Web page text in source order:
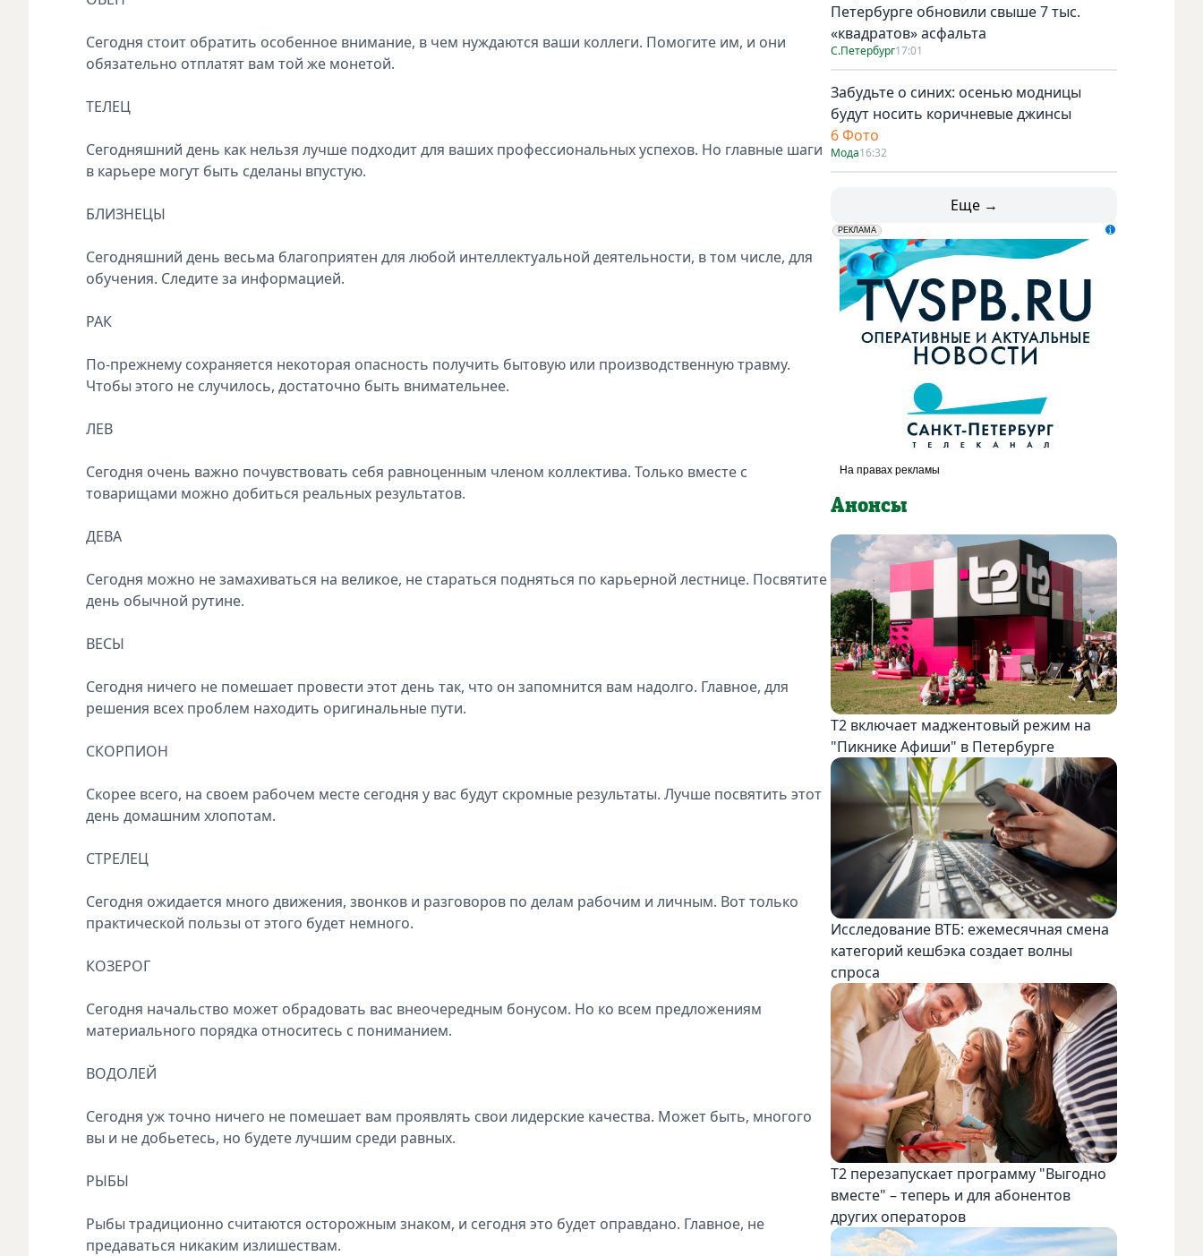
Сегодня стоит обратить особенное внимание, в чем нуждаются ваши коллеги. Помогите им, и они
обязательно отплатят вам той же монетой.
ТЕЛЕЦ
Сегодняшний день как нельзя лучше подходит для ваших профессиональных успехов. Но главные шаги
в карьере могут быть сделаны впустую.
БЛИЗНЕЦЫ
Сегодняшний день весьма благоприятен для любой интеллектуальной деятельности, в том числе, для
обучения. Следите за информацией.
РАК
По-прежнему сохраняется некоторая опасность получить бытовую или производственную травму.
Чтобы этого не случилось, достаточно быть внимательнее.
ЛЕВ
Сегодня очень важно почувствовать себя равноценным членом коллектива. Только вместе с
товарищами можно добиться реальных результатов.
ДЕВА
Сегодня можно не замахиваться на великое, не стараться подняться по карьерной лестнице. Посвятите
день обычной рутине.
ВЕСЫ
Сегодня ничего не помешает провести этот день так, что он запомнится вам надолго. Главное, для
решения всех проблем находить оригинальные пути.
СКОРПИОН
Скорее всего, на своем рабочем месте сегодня у вас будут скромные результаты. Лучше посвятить этот
день домашним хлопотам.
СТРЕЛЕЦ
Сегодня ожидается много движения, звонков и разговоров по делам рабочим и личным. Вот только
практической пользы от этого будет немного.
КОЗЕРОГ
Сегодня начальство может обрадовать вас внеочередным бонусом. Но ко всем предложениям
материального порядка относитесь с пониманием.
ВОДОЛЕЙ
Сегодня уж точно ничего не помешает вам проявлять свои лидерские качества. Может быть, многого
вы и не добьетесь, но будете лучшим среди равных.
РЫБЫ
Рыбы традиционно считаются осторожным знаком, и сегодня это будет оправдано. Главное, не
предаваться никаким излишествам.
Петербурге обновили свыше 7 тыс.
«квадратов» асфальта
С.Петербург17:01
Забудьте о синих: осенью модницы
будут носить коричневые джинсы
6 Фото
Мода16:32
Еще →
erid: LdtCK5udn
РЕКЛАМА
АО "ГАТР", ИНН: 7841320717
Анонсы
Т2 включает маджентовый режим на
"Пикнике Афиши" в Петербурге
Исследование ВТБ: ежемесячная смена
категорий кешбэка создает волны
спроса
Т2 перезапускает программу "Выгодно
вместе" – теперь и для абонентов
других операторов